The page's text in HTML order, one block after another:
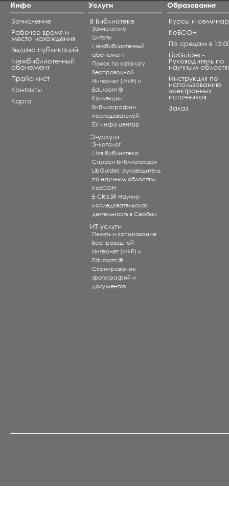
Инфо
Зачисление
Рабочее время и
место нахождения
Выдача публикаций
Межбиблиотечный
абонемент
Прайс-лист
Контакты
Карта
Услуги
В Библиотеке
Зачисление
Цитаты
Межбиблиотечный
абонемент
Поиск по каталогу
Беспроводной
Интернет (Wi-Fi) и
Eduroam ®
Коллекции
Библиографии
исследователей
ЕУ инфо центар
Э-услуги
Э-каталог
Моя библиотека
Спроси библиотекаря
LibGuides: руководитель
по научным областям
КоБСОН
E-CRIS.SR Научно-
исследовательская
деятельность в Сербии
ИТ-услуги
Печать и копирование
Беспроводной
Интернет (Wi-Fi) и
Eduroam ®
Сканирование
фотографий и
документов
Образование
Курсы и
КоБСОН
По средам в
LibGuides -
Руководитель по
научным
Инструкция по
использованию
электронных
источников
Заказ